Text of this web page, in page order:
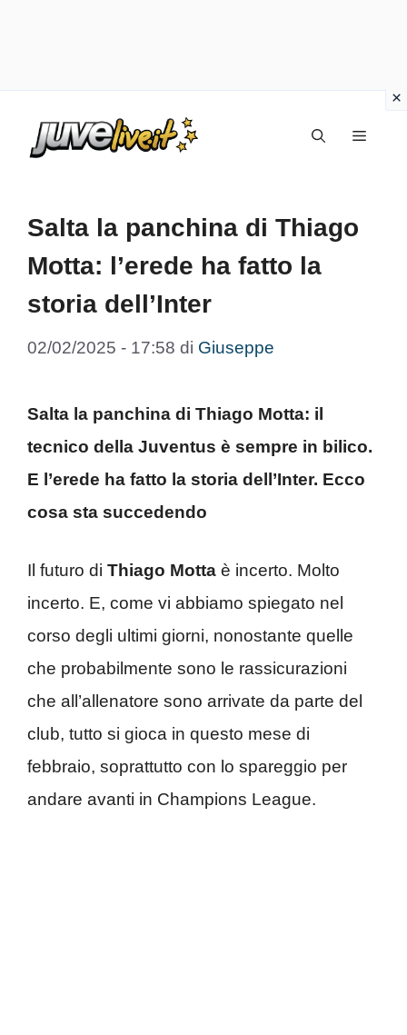
Menu
Salta la panchina di Thiago
Motta: l’erede ha fatto la
storia dell’Inter
02/02/2025 - 17:58 di Giuseppe
Salta la panchina di Thiago Motta: il
tecnico della Juventus è sempre in bilico.
E l’erede ha fatto la storia dell’Inter. Ecco
cosa sta succedendo
Il futuro di Thiago Motta è incerto. Molto
incerto. E, come vi abbiamo spiegato nel
corso degli ultimi giorni, nonostante quelle
che probabilmente sono le rassicurazioni
che all’allenatore sono arrivate da parte del
club, tutto si gioca in questo mese di
febbraio, soprattutto con lo spareggio per
andare avanti in Champions League.